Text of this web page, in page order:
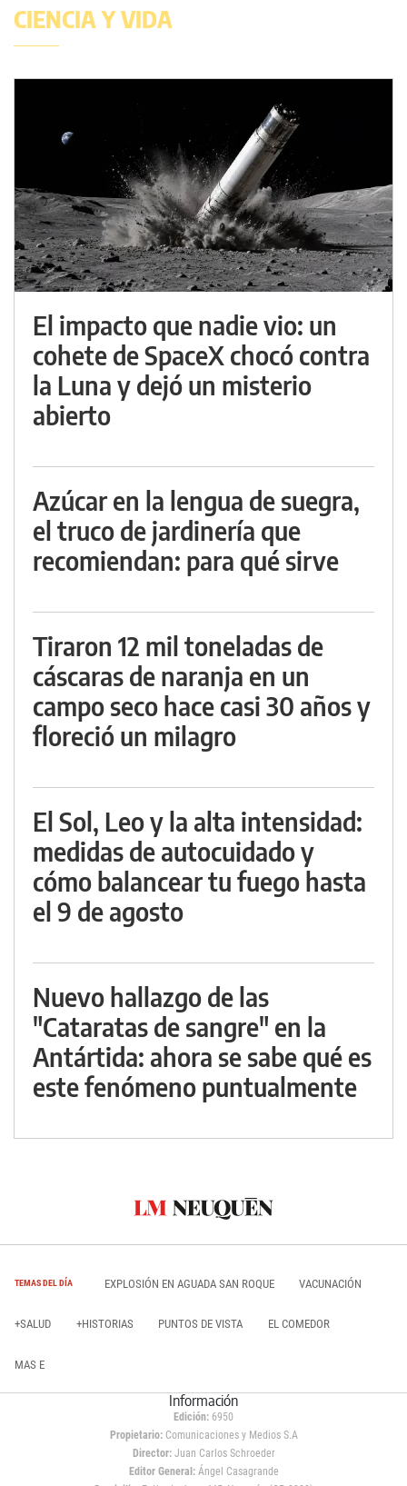
CIENCIA Y VIDA
El impacto que nadie vio: un
cohete de SpaceX chocó contra
la Luna y dejó un misterio
abierto
Azúcar en la lengua de suegra,
el truco de jardinería que
recomiendan: para qué sirve
Tiraron 12 mil toneladas de
cáscaras de naranja en un
campo seco hace casi 30 años y
floreció un milagro
El Sol, Leo y la alta intensidad:
medidas de autocuidado y
cómo balancear tu fuego hasta
el 9 de agosto
Nuevo hallazgo de las
"Cataratas de sangre" en la
Antártida: ahora se sabe qué es
este fenómeno puntualmente
TEMAS DEL DÍA EXPLOSIÓN EN AGUADA SAN ROQUE VACUNACIÓN
+SALUD +HISTORIAS PUNTOS DE VISTA EL COMEDOR
MAS E
Información
Edición: 6950
Propietario:Comunicaciones y Medios S.A
Director: Juan Carlos Schroeder
Editor General:Ángel Casagrande